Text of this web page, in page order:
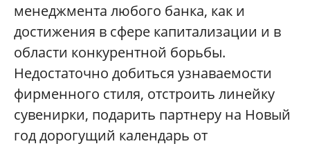
менеджмента любого банка, как и
достижения в сфере капитализации и в
области конкурентной борьбы.
Недостаточно добиться узнаваемости
фирменного стиля, отстроить линейку
сувенирки, подарить партнеру на Новый
год дорогущий календарь от